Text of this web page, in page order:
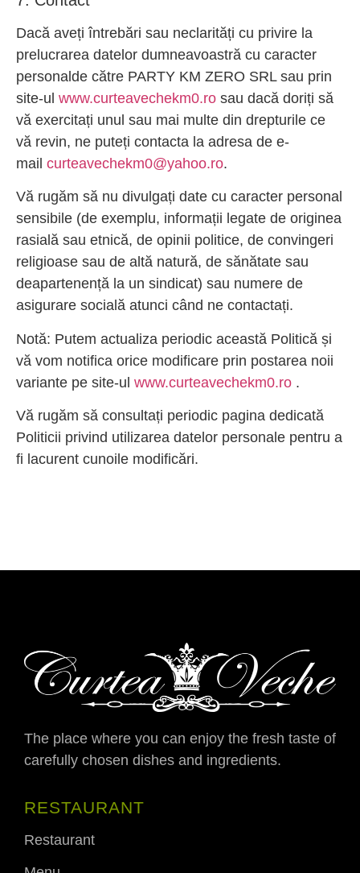
Dacă aveți întrebări sau neclarități cu privire la
prelucrarea datelor dumneavoastră cu caracter
personalde către PARTY KM ZERO SRL sau prin
site-ul www.curteavechekm0.ro sau dacă doriți să
vă exercitați unul sau mai multe din drepturile ce
vă revin, ne puteți contacta la adresa de e-
mail curteavechekm0@yahoo.ro.
Vă rugăm să nu divulgați date cu caracter personal
sensibile (de exemplu, informații legate de originea
rasială sau etnică, de opinii politice, de convingeri
religioase sau de altă natură, de sănătate sau
deapartenență la un sindicat) sau numere de
asigurare socială atunci când ne contactați.
Notă: Putem actualiza periodic această Politică și
vă vom notifica orice modificare prin postarea noii
variante pe site-ul www.curteavechekm0.ro .
Vă rugăm să consultați periodic pagina dedicată
Politicii privind utilizarea datelor personale pentru a
fi lacurent cunoile modificări.
The place where you can enjoy the fresh taste of
carefully chosen dishes and ingredients.
RESTAURANT
Restaurant